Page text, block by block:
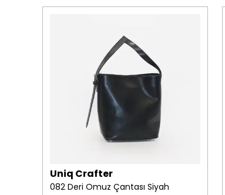
Uniq Crafter
082 Deri Omuz Çantası Siyah